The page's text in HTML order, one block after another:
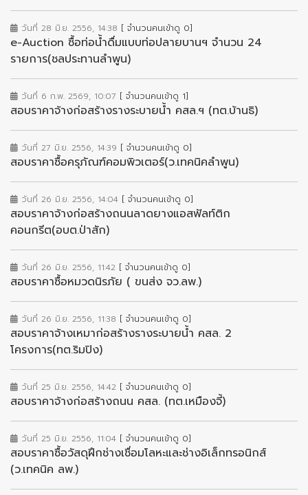
วันที่ 28 มิ.ย. 2556, 14:38 [ จำนวนคนเข้าดู 0]
e-Auction ซื้อท่อน้ำดื่มแบบท่อปลายบานฯ จำนวน 24
รายการ(ชลประทานลำพูน)
วันที่ 6 ก.พ. 2569, 10:07 [ จำนวนคนเข้าดู 1]
สอบราคาจ้างก่อสร้างรางระบายน้ำ คสล.ฯ (ทต.บ้านธิ)
วันที่ 27 มิ.ย. 2556, 14:39 [ จำนวนคนเข้าดู 0]
สอบราคาซื้อครุภัณฑ์คอมพิวเตอร์(ว.เทคนิคลำพูน)
วันที่ 26 มิ.ย. 2556, 14:04 [ จำนวนคนเข้าดู 0]
สอบราคาจ้างก่อสร้างถนนลาดยางแอสฟัลท์ติก
คอนกรีต(อบต.ป่าสัก)
วันที่ 26 มิ.ย. 2556, 11:42 [ จำนวนคนเข้าดู 0]
สอบราคาซื้อหมวดนิรภัย ( ขนส่ง จว.ลพ.)
วันที่ 26 มิ.ย. 2556, 11:38 [ จำนวนคนเข้าดู 0]
สอบราคาจ้างเหมาก่อสร้างรางระบายน้ำ คสล. 2
โครงการ(ทต.ริมปิง)
วันที่ 25 มิ.ย. 2556, 14:42 [ จำนวนคนเข้าดู 0]
สอบราคาจ้างก่อสร้างถนน คสล. (ทต.เหมืองจี้)
วันที่ 25 มิ.ย. 2556, 11:04 [ จำนวนคนเข้าดู 0]
สอบราคาซื้อวัสดุฝึกช่างเชื่อมโลหะและช่างอิเล็กทรอนิกส์
(ว.เทคนิค ลพ.)